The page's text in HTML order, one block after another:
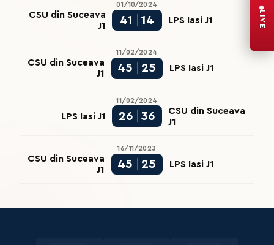
01/10/2024
CSU din Suceava
J1
41 14 LPS Iasi J1
11/02/2024
CSU din Suceava
J1
45 25 LPS Iasi J1
11/02/2024
LPS Iasi J1 26 36
CSU din Suceava
J1
16/11/2023
CSU din Suceava
J1
45 25 LPS Iasi J1
LIVE